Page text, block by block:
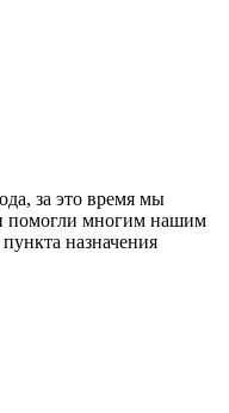
за это время мы
помогли многим нашим
назначения